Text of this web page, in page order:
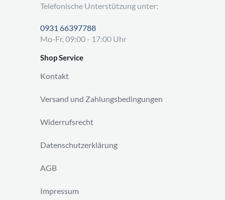
Telefonische Unterstützung unter:
0931 66397788
Mo-Fr, 09:00 - 17:00 Uhr
Shop Service
Kontakt
Versand und Zahlungsbedingungen
Widerrufsrecht
Datenschutzerklärung
AGB
Impressum